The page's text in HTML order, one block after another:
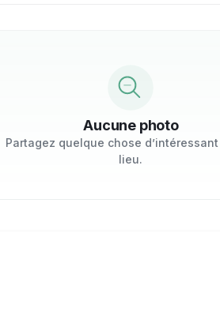
Aucune photo
Partagez quelque chose
lieu.